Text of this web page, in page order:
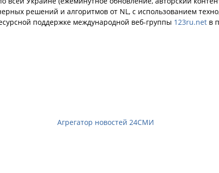
решений и алгоритмов от NL, с использованием
поддержке международной веб-группы 123ru.net в
Агрегатор новостей 24СМИ